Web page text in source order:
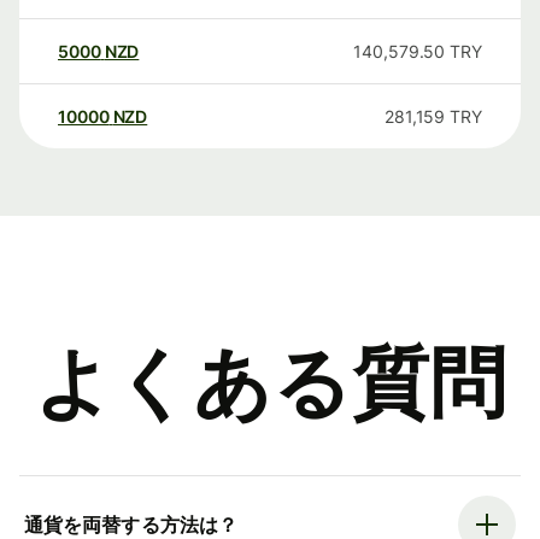
5000 NZD 140,579.50 TRY
10000 NZD 281,159 TRY
よくある質問
通貨を両替する方法は？